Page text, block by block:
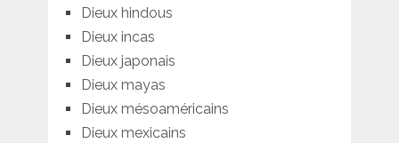
Dieux hindous
Dieux incas
Dieux japonais
Dieux mayas
Dieux mésoaméricains
Dieux mexicains